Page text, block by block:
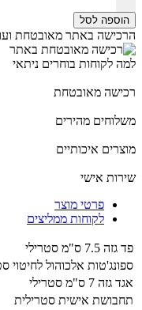
הוספה לסל
הרכישה באתר מאובטחת
למה לקוחות בוחרים ניתאי
רכישה מאובטחת
משלוחים מהירים
מוצרים איכותיים
שירות אישי
פרטי מוצר
לקוחות ממליצים
פד גזה 7.5 ס"מ סטרילי
ספונג'טות אלכוהול לחיטוי
אגד גזה 7 ס"מ סטרילי
תחבושת אישית סטרילית